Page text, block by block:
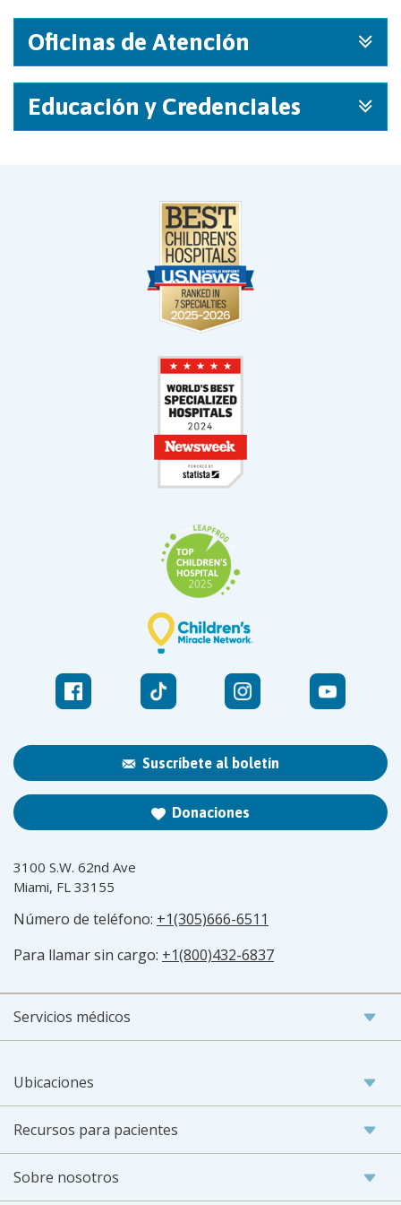
Oficinas de Atención
Educación y Credenciales
Suscríbete al boletín
Donaciones
3100 S.W. 62nd Ave
Miami, FL 33155
Número de teléfono: +1(305)666-6511
Para llamar sin cargo: +1(800)432-6837
Servicios médicos
Ubicaciones
Recursos para pacientes
Sobre nosotros